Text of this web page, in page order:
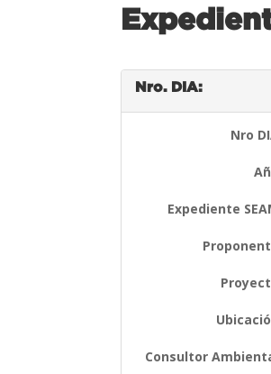
Nro. DIA:
Nro
Expediente
Consultor